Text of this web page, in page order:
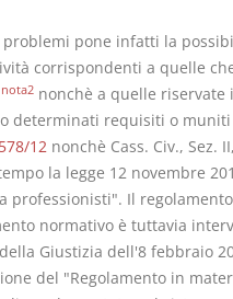
problemi pone infatti la
corrispondenti a quelle
nota2nonchè a quelle riservate
determinati requisiti o
12nonchè Cass. Civ., Sez. II,
la legge 12 novembre
professionisti". Il
normativo è tuttavia
Giustizia dell'8 febbraio
del "Regolamento in